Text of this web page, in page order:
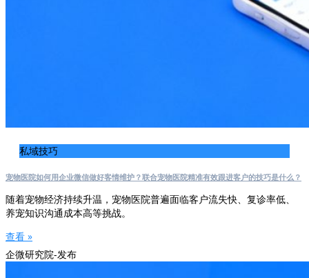
私域技巧
宠物医院如何用企业微信做好客情维护？联合宠物医院精准有效跟进客户的技巧是什么？
随着宠物经济持续升温，宠物医院普遍面临客户流失快、复诊率低、
养宠知识沟通成本高等挑战。
查看 »
企微研究院-发布